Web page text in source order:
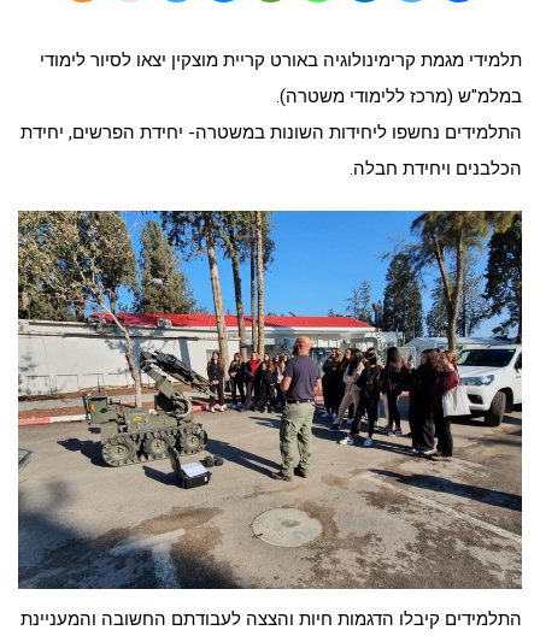
תלמידי מגמת קרימינולוגיה באורט קריית מוצקין יצאו לסיור לימודי
במלמ"ש (מרכז ללימודי משטרה).
התלמידים נחשפו ליחידות השונות במשטרה- יחידת הפרשים, יחידת
הכלבנים ויחידת חבלה.
התלמידים קיבלו הדגמות חיות והצצה לעבודתם החשובה והמעניינת